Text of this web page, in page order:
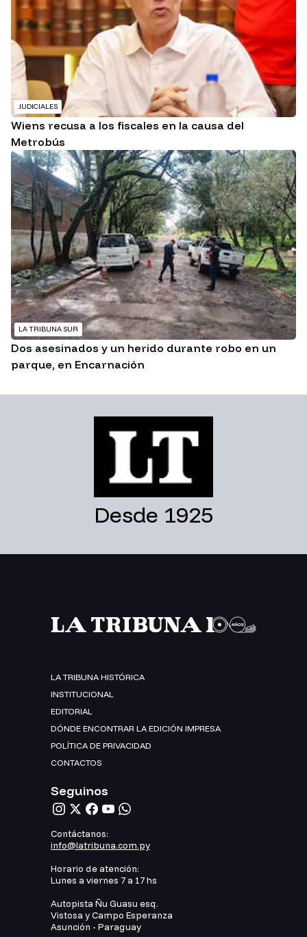
JUDICIALES
Wiens recusa a los fiscales en la causa del
Metrobús
LA TRIBUNA SUR
Dos asesinados y un herido durante robo en un
parque, en Encarnación
Desde 1925
LA TRIBUNA HISTÓRICA
INSTITUCIONAL
EDITORIAL
DÓNDE ENCONTRAR LA EDICIÓN IMPRESA
POLÍTICA DE PRIVACIDAD
CONTACTOS
Seguinos
Contáctanos:
info@latribuna.com.py
Horario de atención:
Lunes a viernes 7 a 17 hs
Autopista Ñu Guasu esq.
Vistosa y Campo Esperanza
Asunción - Paraguay